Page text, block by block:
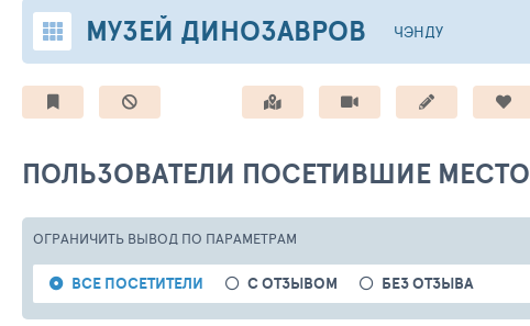
МУЗЕЙ ДИНОЗАВРОВ ЧЭНДУ
ПОЛЬЗОВАТЕЛИ ПОСЕТИВШИЕ МЕСТО
ОГРАНИЧИТЬ ВЫВОД ПО ПАРАМЕТРАМ
ВСЕ ПОСЕТИТЕЛИ С ОТЗЫВОМ БЕЗ ОТЗЫВА